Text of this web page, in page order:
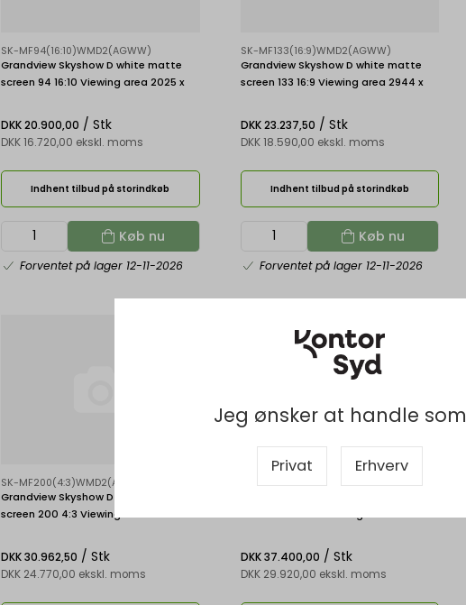
Jeg ønsker at handle som
Privat Erhverv
SK-MF94(16:10)WMD2(AGWW)
Grandview Skyshow D white matte
screen 94 16:10 Viewing area 2025 x
DKK 20.900,00 / Stk
DKK 16.720,00 ekskl. moms
Indhent tilbud på storindkøb
Køb nu
Forventet på lager 12-11-2026
SK-MF133(16:9)WMD2(AGWW)
Grandview Skyshow D white matte
screen 133 16:9 Viewing area 2944 x
DKK 23.237,50 / Stk
DKK 18.590,00 ekskl. moms
Indhent tilbud på storindkøb
Køb nu
Forventet på lager 12-11-2026
SK-MF200(4:3)WMD2(AGWW)
Grandview Skyshow D white matte
screen 200 4:3 Viewing area 4020 x
DKK 30.962,50 / Stk
DKK 24.770,00 ekskl. moms
SK-MF200(16:9)WMD2(AGWW)
DKK 37.400,00 / Stk
DKK 29.920,00 ekskl. moms